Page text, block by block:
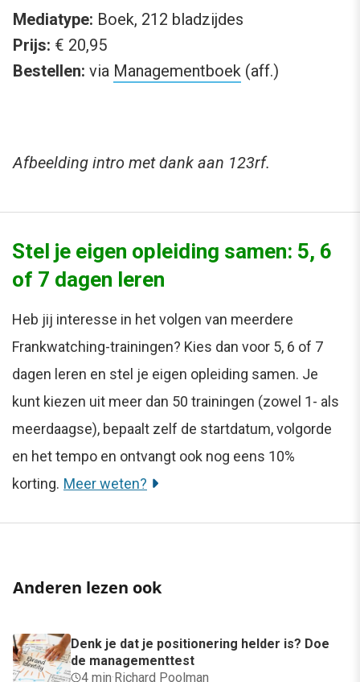
Mediatype: Boek, 212 bladzijdes
Prijs: € 20,95
Bestellen: via Managementboek (aff.)
Afbeelding intro met dank aan 123rf.
Stel je eigen opleiding samen: 5, 6
of 7 dagen leren
Heb jij interesse in het volgen van meerdere
Frankwatching-trainingen? Kies dan voor 5, 6 of 7
dagen leren en stel je eigen opleiding samen. Je
kunt kiezen uit meer dan 50 trainingen (zowel 1- als
meerdaagse), bepaalt zelf de startdatum, volgorde
en het tempo en ontvangt ook nog eens 10%
korting. Meer weten?
Anderen lezen ook
Denk je dat je positionering helder is? Doe
de managementtest
4 min·Richard Poolman